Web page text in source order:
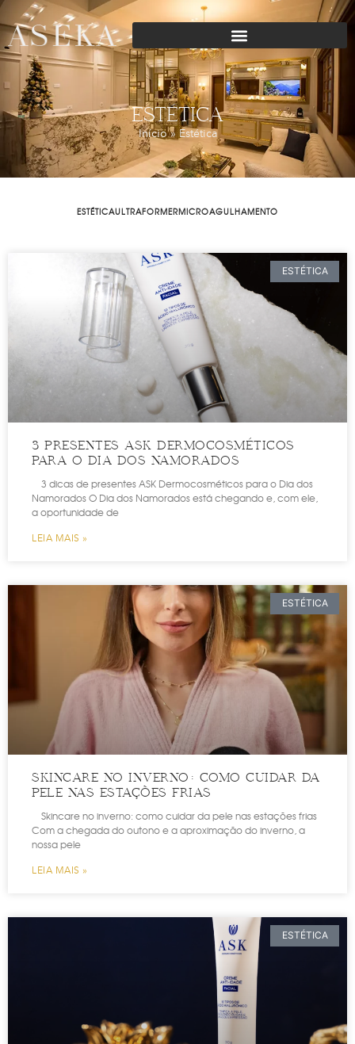
ESTÉTICA
Início»Estética
ESTÉTICAULTRAFORMERMICROAGULHAMENTO
ESTÉTICA
3 PRESENTES ASK DERMOCOSMÉTICOS
PARA O DIA DOS NAMORADOS
3 dicas de presentes ASK Dermocosméticos para o Dia dos
Namorados O Dia dos Namorados está chegando e, com ele,
a oportunidade de
LEIA MAIS »
ESTÉTICA
SKINCARE NO INVERNO: COMO CUIDAR DA
PELE NAS ESTAÇÕES FRIAS
Skincare no inverno: como cuidar da pele nas estações frias
Com a chegada do outono e a aproximação do inverno, a
nossa pele
LEIA MAIS »
ESTÉTICA